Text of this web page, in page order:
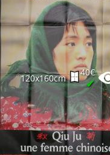
120x160cm
40€
✔